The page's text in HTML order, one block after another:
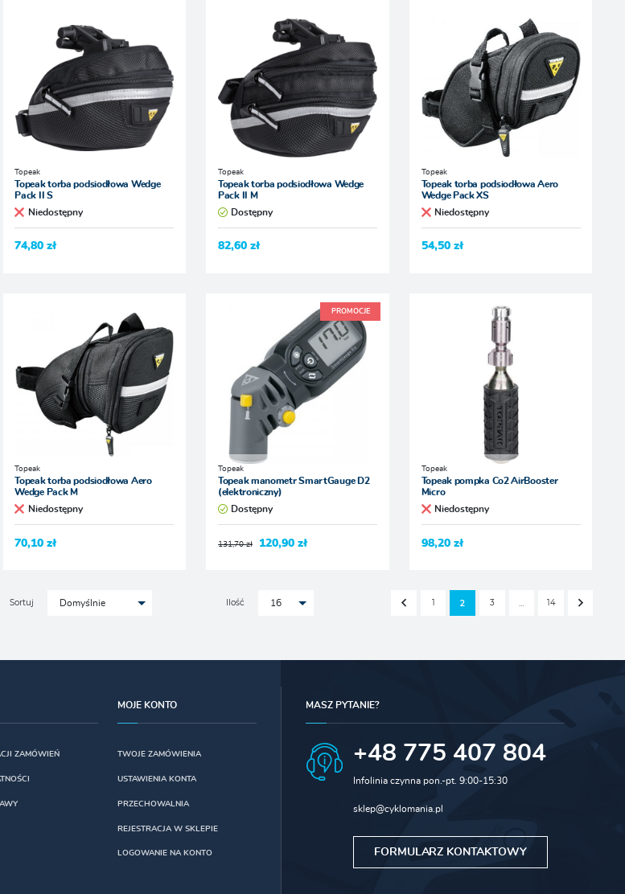
Topeak
Topeak torba podsiodłowa Wedge
Pack II S
Niedostępny
74,80 zł
Topeak
Topeak torba podsiodłowa Wedge
Pack II M
Dostępny
82,60 zł
Topeak
Topeak torba podsiodłowa Aero
Wedge Pack XS
Niedostępny
54,50 zł
Topeak
Topeak torba podsiodłowa Aero
Wedge Pack M
Niedostępny
70,10 zł
PROMOCJE
Topeak
Topeak manometr SmartGauge D2
(elektroniczny)
Dostępny
131,70 zł 120,90 zł
Topeak
Topeak pompka Co2 AirBooster
Micro
Niedostępny
98,20 zł
Sortuj Domyślnie Ilość 16 1 2 3 14
ZAMÓWIEŃ
MOJE KONTO
TWOJE ZAMÓWIENIA
USTAWIENIA KONTA
PRZECHOWALNIA
REJESTRACJA W SKLEPIE
LOGOWANIE NA KONTO
MASZ PYTANIE?
+48 775 407 804
Infolinia czynna pon.-pt. 9:00-15:30
sklep@cyklomania.pl
FORMULARZ KONTAKTOWY